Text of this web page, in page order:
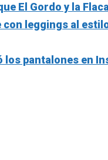
El Gordo y la
con leggings al
los pantalones en